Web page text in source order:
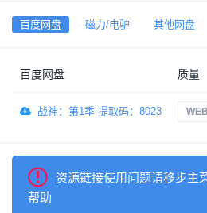
百度网盘 磁力/电驴 其他网盘
百度网盘 质量
战神：第1季 提取码：8023
资源链接使用问题请移步主
帮助